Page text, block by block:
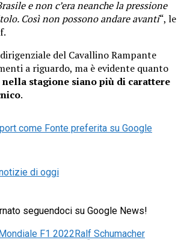
e non c’era neanche la pressione
Così non possono andare avanti“, le
del Cavallino Rampante
a riguardo, ma è evidente quanto
stagione siano più di carattere
.
come Fonte preferita su Google
di oggi
seguendoci su Google News!
F1 2022Ralf Schumacher